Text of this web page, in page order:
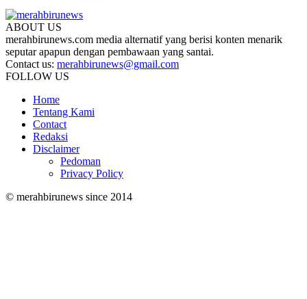
ABOUT US
merahbirunews.com media alternatif yang berisi konten menarik
seputar apapun dengan pembawaan yang santai.
Contact us: merahbirunews@gmail.com
FOLLOW US
Home
Tentang Kami
Contact
Redaksi
Disclaimer
Pedoman
Privacy Policy
© merahbirunews since 2014